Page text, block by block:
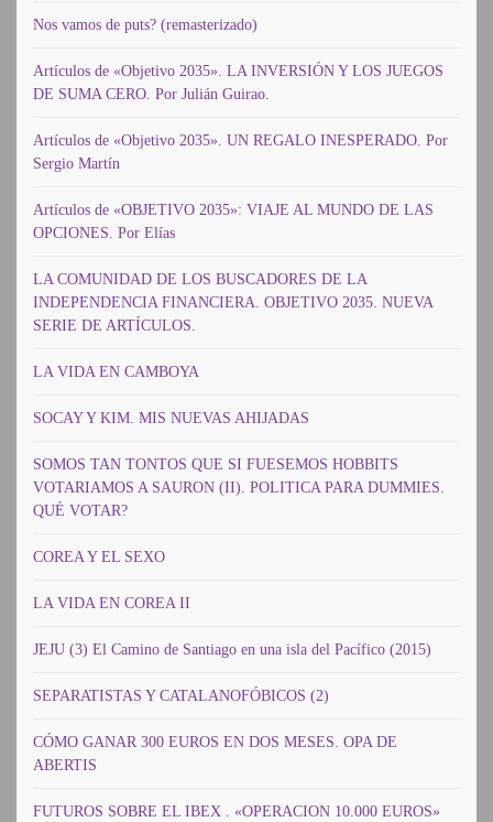
Nos vamos de puts? (remasterizado)
Artículos de «Objetivo 2035». LA INVERSIÓN Y LOS JUEGOS
DE SUMA CERO. Por Julián Guirao.
Artículos de «Objetivo 2035». UN REGALO INESPERADO. Por
Sergio Martín
Artículos de «OBJETIVO 2035»: VIAJE AL MUNDO DE LAS
OPCIONES. Por Elías
LA COMUNIDAD DE LOS BUSCADORES DE LA
INDEPENDENCIA FINANCIERA. OBJETIVO 2035. NUEVA
SERIE DE ARTÍCULOS.
LA VIDA EN CAMBOYA
SOCAY Y KIM. MIS NUEVAS AHIJADAS
SOMOS TAN TONTOS QUE SI FUESEMOS HOBBITS
VOTARIAMOS A SAURON (II). POLITICA PARA DUMMIES.
QUÉ VOTAR?
COREA Y EL SEXO
LA VIDA EN COREA II
JEJU (3) El Camino de Santiago en una isla del Pacífico (2015)
SEPARATISTAS Y CATALANOFÓBICOS (2)
CÓMO GANAR 300 EUROS EN DOS MESES. OPA DE
ABERTIS
FUTUROS SOBRE EL IBEX . «OPERACION 10.000 EUROS»